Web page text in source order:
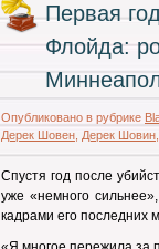
Первая
Флойда:
Опубликовано в рубрике
Дерек Шовен Дерек Шовин
Спустя год после
уже «немного
кадрами его последних